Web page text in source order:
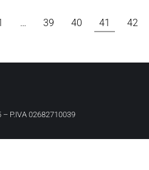
… 39 40 41 42
P.IVA 02682710039